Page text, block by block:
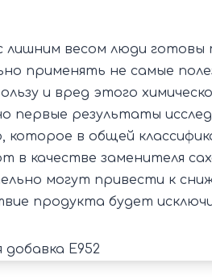
лишним весом люди
применять не самые
и вред этого
первые результаты
которое в общей
в качестве заменителя
могут привести к
продукта будет